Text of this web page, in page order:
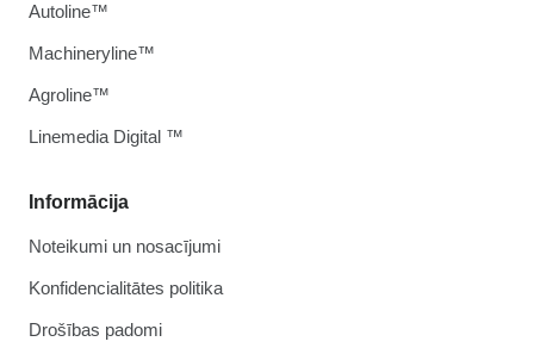
Informācija
Noteikumi un nosacījumi
Konfidencialitātes politika
Drošības padomi
Autoline™
Machineryline™
Agroline™
Linemedia Digital ™